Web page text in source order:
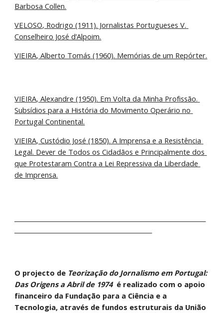
Barbosa Collen.
VELOSO, Rodrigo (1911). Jornalistas Portugueses V.
Conselheiro José d’Alpoim.
VIEIRA, Alberto Tomás (1960). Memórias de um Repórter.
VIEIRA, Alexandre (1950). Em Volta da Minha Profissão.
Subsídios para a História do Movimento Operário no
Portugal Continental.
VIEIRA, Custódio José (1850). A Imprensa e a Resistência
Legal. Dever de Todos os Cidadãos e Principalmente dos
que Protestaram Contra a Lei Repressiva da Liberdade
de Imprensa.
O projecto de Teorização do Jornalismo em Portugal:
Das Origens a Abril de 1974 é realizado com o apoio
financeiro da Fundação para a Ciência e a
Tecnologia, através de fundos estruturais da União